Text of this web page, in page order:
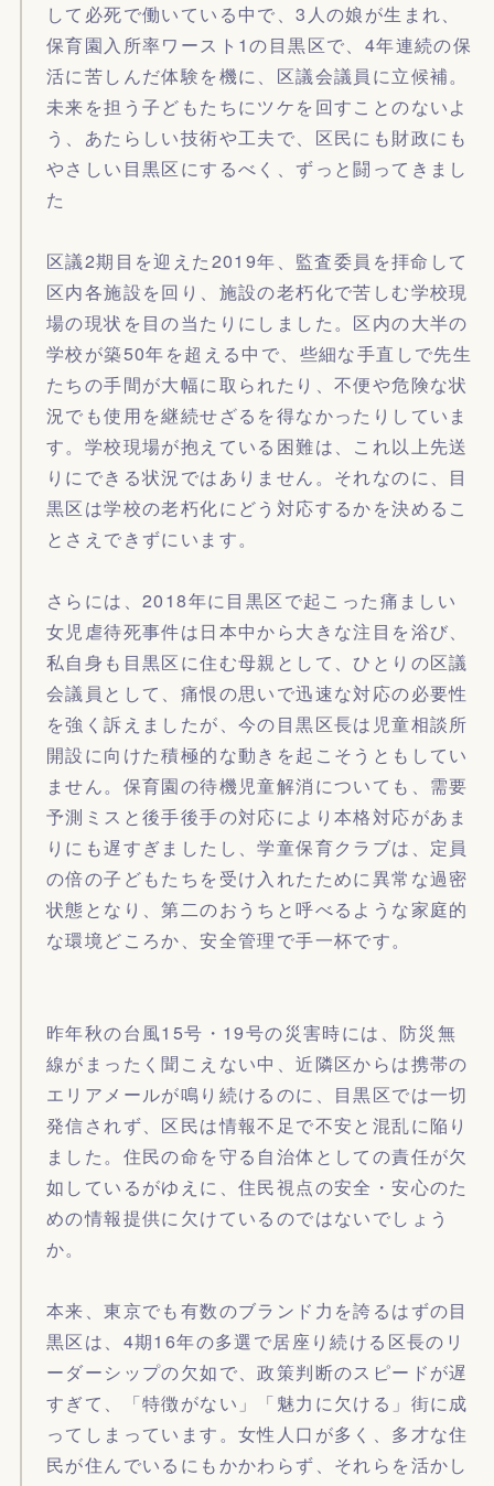
して必死で働いている中で、3人の娘が生まれ、
保育園入所率ワースト1の目黒区で、4年連続の保
活に苦しんだ体験を機に、区議会議員に立候補。
未来を担う子どもたちにツケを回すことのないよ
う、あたらしい技術や工夫で、区民にも財政にも
やさしい目黒区にするべく、ずっと闘ってきまし
た
区議2期目を迎えた2019年、監査委員を拝命して
区内各施設を回り、施設の老朽化で苦しむ学校現
場の現状を目の当たりにしました。区内の大半の
学校が築50年を超える中で、些細な手直しで先生
たちの手間が大幅に取られたり、不便や危険な状
況でも使用を継続せざるを得なかったりしていま
す。学校現場が抱えている困難は、これ以上先送
りにできる状況ではありません。それなのに、目
黒区は学校の老朽化にどう対応するかを決めるこ
とさえできずにいます。
さらには、2018年に目黒区で起こった痛ましい
女児虐待死事件は日本中から大きな注目を浴び、
私自身も目黒区に住む母親として、ひとりの区議
会議員として、痛恨の思いで迅速な対応の必要性
を強く訴えましたが、今の目黒区長は児童相談所
開設に向けた積極的な動きを起こそうともしてい
ません。保育園の待機児童解消についても、需要
予測ミスと後手後手の対応により本格対応があま
りにも遅すぎましたし、学童保育クラブは、定員
の倍の子どもたちを受け入れたために異常な過密
状態となり、第二のおうちと呼べるような家庭的
な環境どころか、安全管理で手一杯です。
昨年秋の台風15号・19号の災害時には、防災無
線がまったく聞こえない中、近隣区からは携帯の
エリアメールが鳴り続けるのに、目黒区では一切
発信されず、区民は情報不足で不安と混乱に陥り
ました。住民の命を守る自治体としての責任が欠
如しているがゆえに、住民視点の安全・安心のた
めの情報提供に欠けているのではないでしょう
か。
本来、東京でも有数のブランド力を誇るはずの目
黒区は、4期16年の多選で居座り続ける区長のリ
ーダーシップの欠如で、政策判断のスピードが遅
すぎて、「特徴がない」「魅力に欠ける」街に成
ってしまっています。女性人口が多く、多才な住
民が住んでいるにもかかわらず、それらを活かし